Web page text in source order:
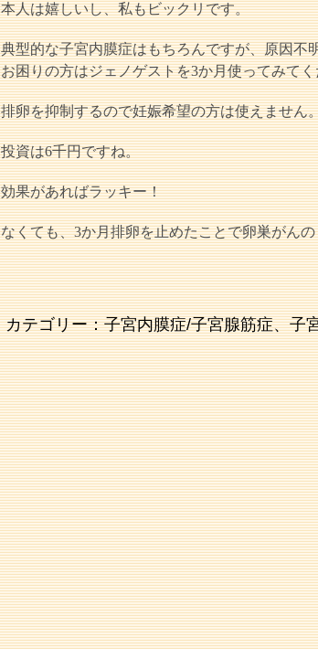
本人は嬉しいし、私もビックリです。
典型的な子宮内膜症はもちろんですが、原因不
お困りの方はジェノゲストを3か月使ってみて
排卵を抑制するので妊娠希望の方は使えません
投資は6千円ですね。
効果があればラッキー！
なくても、3か月排卵を止めたことで卵巣がん
カテゴリー：子宮内膜症/子宮腺筋症、子